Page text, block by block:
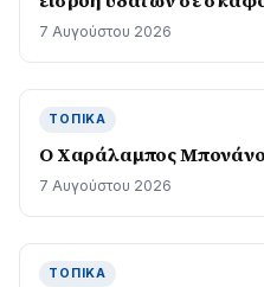
7 Αυγούστου 2026
ΤΟΠΙΚΆ
Ο Χαράλαμπος
7 Αυγούστου 2026
ΤΟΠΙΚΆ